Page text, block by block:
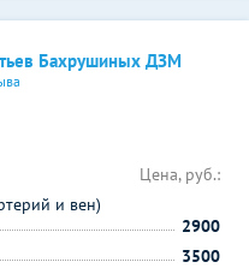
Бахрушиных ДЗМ
Цена, руб.:
и вен)
2900
3500